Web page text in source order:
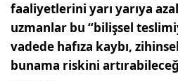
faaliyetlerini yarı yarıya
uzmanlar bu “bilişsel
vadede hafıza kaybı,
bunama riskini